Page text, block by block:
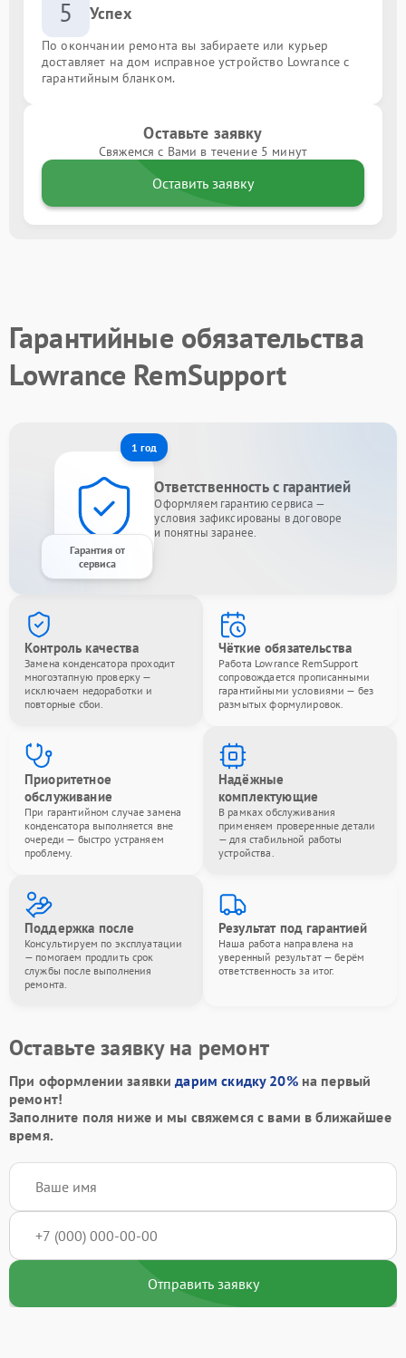
5 Успех
По окончании ремонта вы забираете или курьер
доставляет на дом исправное устройство Lowrance с
гарантийным бланком.
Оставьте заявку
Свяжемся с Вами в течение 5 минут
Оставить заявку
Гарантийные обязательства
Lowrance RemSupport
1 год
Гарантия от
сервиса
Ответственность с гарантией
Оформляем гарантию сервиса —
условия зафиксированы в договоре
и понятны заранее.
Контроль качества
Замена конденсатора проходит
многоэтапную проверку —
исключаем недоработки и
повторные сбои.
Чёткие обязательства
Работа Lowrance RemSupport
сопровождается прописанными
гарантийными условиями — без
размытых формулировок.
Приоритетное
обслуживание
При гарантийном случае замена
конденсатора выполняется вне
очереди — быстро устраняем
проблему.
Надёжные
комплектующие
В рамках обслуживания
применяем проверенные детали
— для стабильной работы
устройства.
Поддержка после
Консультируем по эксплуатации
— помогаем продлить срок
службы после выполнения
ремонта.
Результат под гарантией
Наша работа направлена на
уверенный результат — берём
ответственность за итог.
Оставьте заявку на ремонт
При оформлении заявкидарим скидку 20%на первый
ремонт!
Заполните поля ниже и мы свяжемся с вами в ближайшее
время.
Отправить заявку